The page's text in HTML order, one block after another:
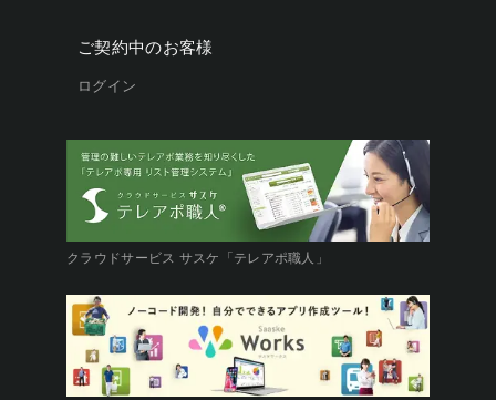
クラウドサービス サスケ「テレアポ職人」
ご契約中のお客様
ログイン